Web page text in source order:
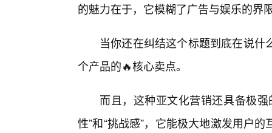
的魅力在于，它模糊了广告与娱乐的界
当你还在纠结这个标题到底在说
个产品的🔥核心卖点。
而且，这种亚文化营销还具备极
性”和“挑战感”，它能极大地激发用户